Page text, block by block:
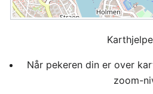
Når pekeren din er over
zoom-